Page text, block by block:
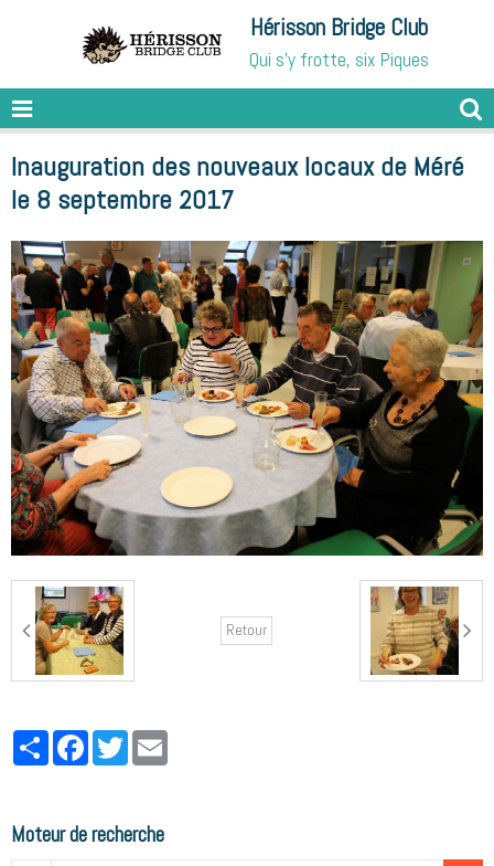
Hérisson Bridge Club
Qui s'y frotte, six Piques
Inauguration des nouveaux locaux de Méré
le 8 septembre 2017
Retour
PartagerFacebookTwitter
Moteur de recherche